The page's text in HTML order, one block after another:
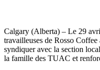
Calgary (Alberta) – Le 29
travailleuses de Rosso
syndiquer avec la section
la famille des TUAC et